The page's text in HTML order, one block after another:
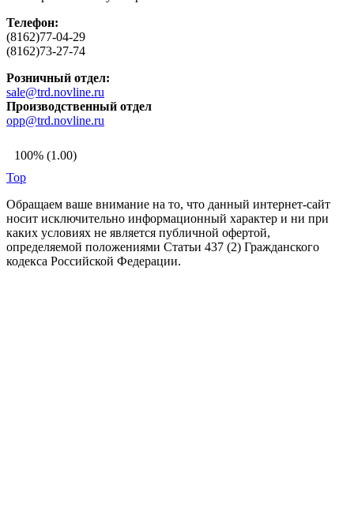
Телефон:
(8162)77-04-29
(8162)73-27-74
Розничный отдел:
sale@trd.novline.ru
Производственный отдел
opp@trd.novline.ru
100% (1.00)
Top
Обращаем ваше внимание на то, что данный интернет-сайт
носит исключительно информационный характер и ни при
каких условиях не является публичной офертой,
определяемой положениями Статьи 437 (2) Гражданского
кодекса Российской Федерации.